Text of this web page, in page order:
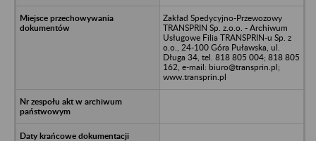
Zakład Spedycyjno-Przewozowy
TRANSPRIN Sp. z.o.o. - Archiwum
Usługowe Filia TRANSPRIN-u Sp. z
o.o., 24-100 Góra Puławska, ul.
Długa 34, tel. 818 805 004; 818 805
162, e-mail: biuro@transprin.pl;
www.transprin.pl